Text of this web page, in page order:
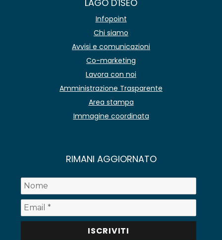
LAGO D'ISEO
Infopoint
Chi siamo
Avvisi e comunicazioni
Co-marketing
Lavora con noi
Amministrazione Trasparente
Area stampa
Immagine coordinata
RIMANI AGGIORNATO